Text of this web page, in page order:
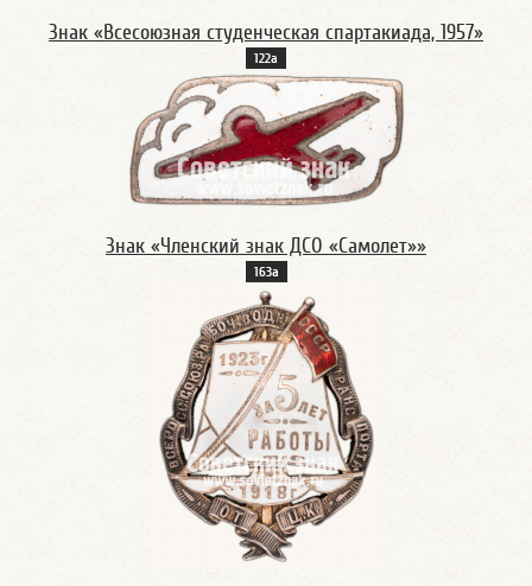
Знак «Всесоюзная студенческая спартакиада, 1957»
122а
Знак «Членский знак ДСО «Самолет»»
163а